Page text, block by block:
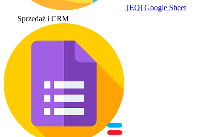
[EQ] Google Sheet
Sprzedaż i CRM